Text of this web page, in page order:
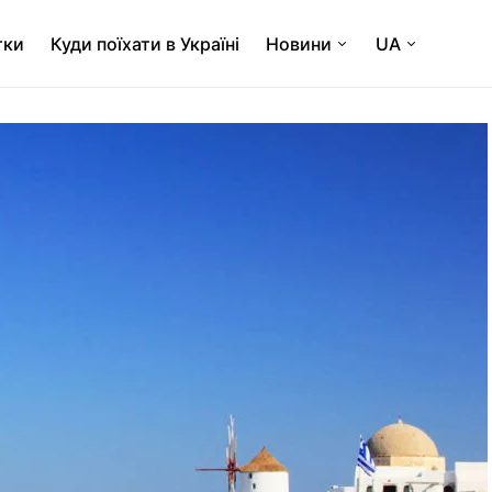
Куди поїхати в Україні Новини UA